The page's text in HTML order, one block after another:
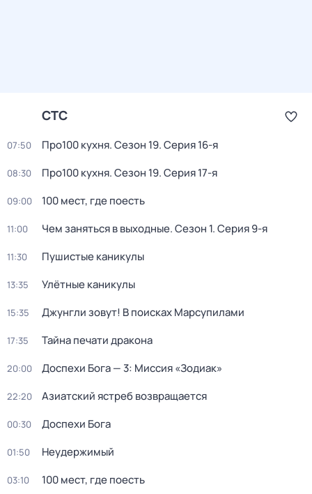
СТС
07:50 Про100 кухня. Сезон 19. Серия 16-я
08:30 Про100 кухня. Сезон 19. Серия 17-я
09:00 100 мест, где поесть
11:00 Чем заняться в выходные. Сезон 1. Серия 9-я
11:30 Пушистые каникулы
13:35 Улётные каникулы
15:35 Джунгли зовут! В поисках Марсупилами
17:35 Тайна печати дракона
20:00 Доспехи Бога — 3: Миссия «Зодиак»
22:20 Азиатский ястреб возвращается
00:30 Доспехи Бога
01:50 Неудержимый
03:10 100 мест, где поесть